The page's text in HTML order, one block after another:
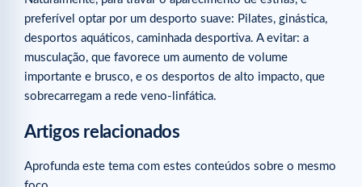
preferível optar por um desporto suave: Pilates, ginástica,
desportos aquáticos, caminhada desportiva. A evitar: a
musculação, que favorece um aumento de volume
importante e brusco, e os desportos de alto impacto, que
sobrecarregam a rede veno-linfática.
Artigos relacionados
Aprofunda este tema com estes conteúdos sobre o mesmo